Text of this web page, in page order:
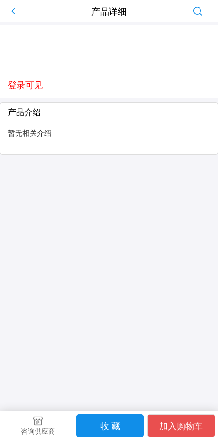
产品详细
登录可见
产品介绍
暂无相关介绍
咨询供应商 收 藏 加入购物车